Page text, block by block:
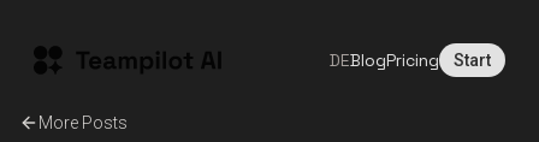
DEBlogPricing Start
More Posts